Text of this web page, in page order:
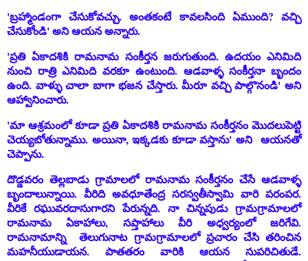
'బ్రహ్మాండంగా చేసుకోవచ్చు. అంతకంటే కావలసింది ఏముంది? వచ్చి
చేసుకోండి' అని ఆయన అన్నారు.
'ప్రతి ఏకాదశికి రామనామ సంకీర్తన జరుగుతుంది. ఉదయం ఎనిమిది
నుంచి రాత్రి ఎనిమిది వరకూ ఉంటుంది. ఆడవాళ్ళ సంకీర్తనా బృందం
ఉంది. వాళ్ళు చాలా బాగా భజన చేస్తారు. మీరూ వచ్చి పాల్గొనండి' అని
ఆహ్వానించారు.
'మా ఆశ్రమంలో కూడా ప్రతి ఏకాదశికి రామనామ సంకీర్తనం మొదలుపెట్టి
చెయ్యబోతున్నాము. అయినా, ఇక్కడకు కూడా వస్తాను' అని ఆయనతో
చెప్పాను.
దొడ్డవరం తెల్లబాడు గ్రామాలలో రామనామ సంకీర్తనం చేసే ఆడవాళ్ళ
బృందాలున్నాయి. వీరిది అవధూతేంద్ర సరస్వతీస్వామి వారి పరంపర.
వీరికే రఘువరదాసుగారని పేరున్నది. నా చిన్నపుడు గ్రామగ్రామాలలో
రామనామ ఏకాహాలు, సప్తాహాలు వీరి అధ్వర్యంలో జరిగేవి.
రామనామాన్ని తెలుగునాట గ్రామగ్రామాలలో ప్రచారం చేసి తరించిన
మహనీయుడాయన. పాతతరం వారికి ఆయన సుపరిచితుడే.